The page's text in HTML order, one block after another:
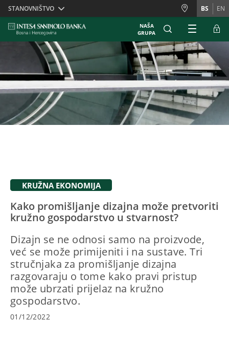
Skiplinks
STANOVNIŠTVO BS EN
NAŠA
GRUPA
KRUŽNA EKONOMIJA
Kako promišljanje dizajna može pretvoriti
kružno gospodarstvo u stvarnost?
Dizajn se ne odnosi samo na proizvode,
već se može primijeniti i na sustave. Tri
stručnjaka za promišljanje dizajna
razgovaraju o tome kako pravi pristup
može ubrzati prijelaz na kružno
gospodarstvo.
01/12/2022